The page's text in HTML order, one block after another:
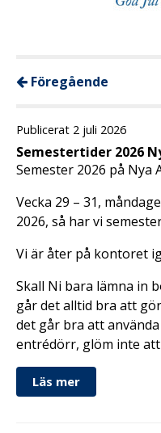
Föregående
Publicerat 2 juli 2026
Semestertider 2026
Semester 2026 på Nya
Vecka 29 – 31,
2026, så har vi
Vi är åter på kontoret
Skall Ni bara lämna in
går det alltid bra att
det går bra att
entrédörr, glöm inte
Läs mer